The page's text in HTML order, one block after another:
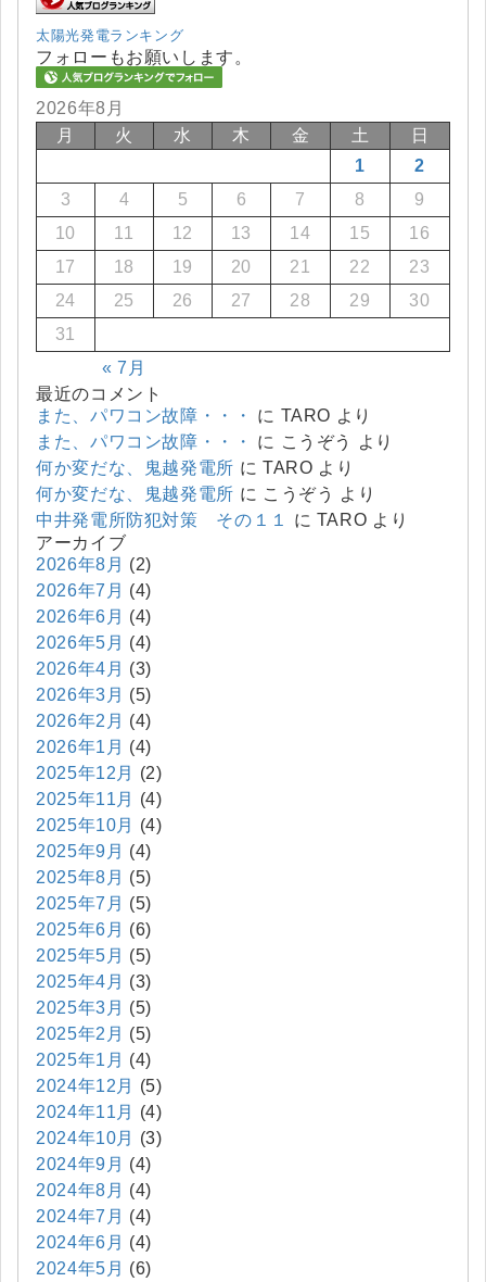
太陽光発電ランキング
フォローもお願いします。
2026年8月
月
火 水 木 金 土 日
« 7月
1
2
3
4 5 6 7 8
9
10
11 12 13 14 15
16
17
18 19 20 21 22
23
24
25 26 27 28 29
30
31
最近のコメント
また、パワコン故障・・・
に TARO より
また、パワコン故障・・・
に こうぞう
より
何か変だな、鬼越発電所 に TARO より
何か変だな、鬼越発電所 に こうぞう
より
中井発電所防犯対策 その１１
に TARO より
アーカイブ
2026年8月 (2)
2026年7月 (4)
2026年6月 (4)
2026年5月 (4)
2026年4月 (3)
2026年3月 (5)
2026年2月 (4)
2026年1月 (4)
2025年12月
(2)
2025年11月
(4)
2025年10月
(4)
2025年9月 (4)
2025年8月 (5)
2025年7月 (5)
2025年6月 (6)
2025年5月 (5)
2025年4月 (3)
2025年3月 (5)
2025年2月 (5)
2025年1月 (4)
2024年12月
(5)
2024年11月
(4)
2024年10月
(3)
2024年9月 (4)
2024年8月 (4)
2024年7月 (4)
2024年6月 (4)
2024年5月 (6)